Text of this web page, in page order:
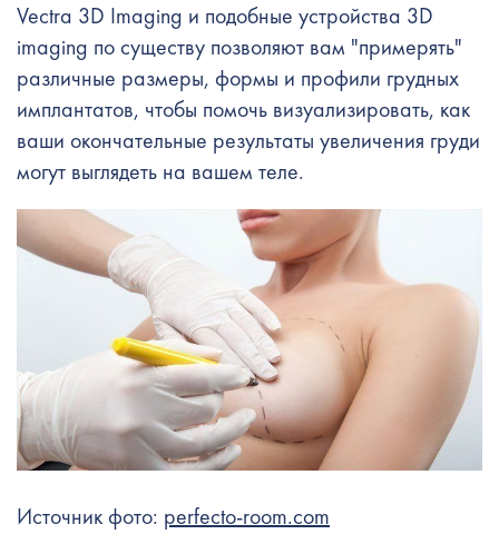
Vectra 3D Imaging и подобные устройства 3D
imaging по существу позволяют вам "примерять"
различные размеры, формы и профили грудных
имплантатов, чтобы помочь визуализировать, как
ваши окончательные результаты увеличения груди
могут выглядеть на вашем теле.
Источник фото: perfecto-room.com